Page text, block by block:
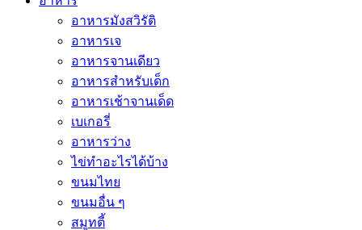
อาหารมังสวิรัติ
อาหารเจ
อาหารจานเดียว
อาหารสำหรับเด็ก
อาหารเช้าจานเด็ด
เบเกอรี่
อาหารว่าง
ไข่ทำอะไรได้บ้าง
ขนมไทย
ขนมอื่น ๆ
สมูทตี้